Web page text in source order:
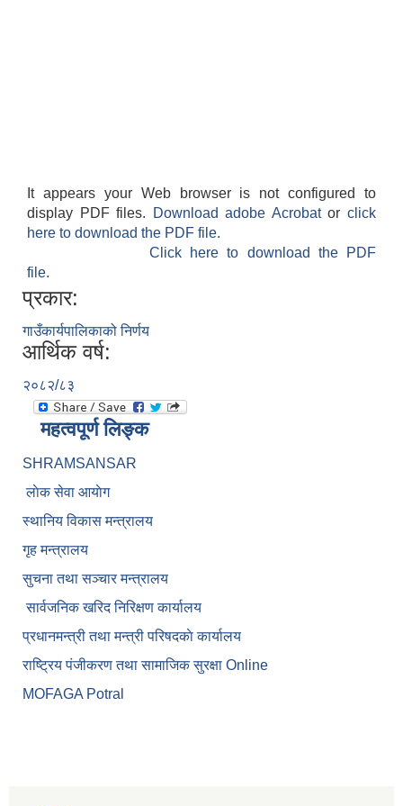
It appears your Web browser is not configured to
display PDF files.
Download adobe Acrobatorclick
here to download the PDF file.
Click here to download the PDF
file.
प्रकार:
गाउँकार्यपालिकाको निर्णय
आर्थिक वर्ष:
२०८२/८३
महत्वपूर्ण लिङ्क
SHRAMSANSAR
लाेक सेवा आयाेग
स्थानिय विकास मन्त्रालय
गृह मन्त्रालय
सुचना तथा सञ्चार मन्त्रालय
सार्वजनिक खरिद निरिक्षण कार्यालय
प्रधानमन्त्री तथा मन्त्री परिषदकाे कार्यालय
राष्ट्रिय पंजीकरण तथा सामाजिक सुरक्षा Online
MOFAGA Potral